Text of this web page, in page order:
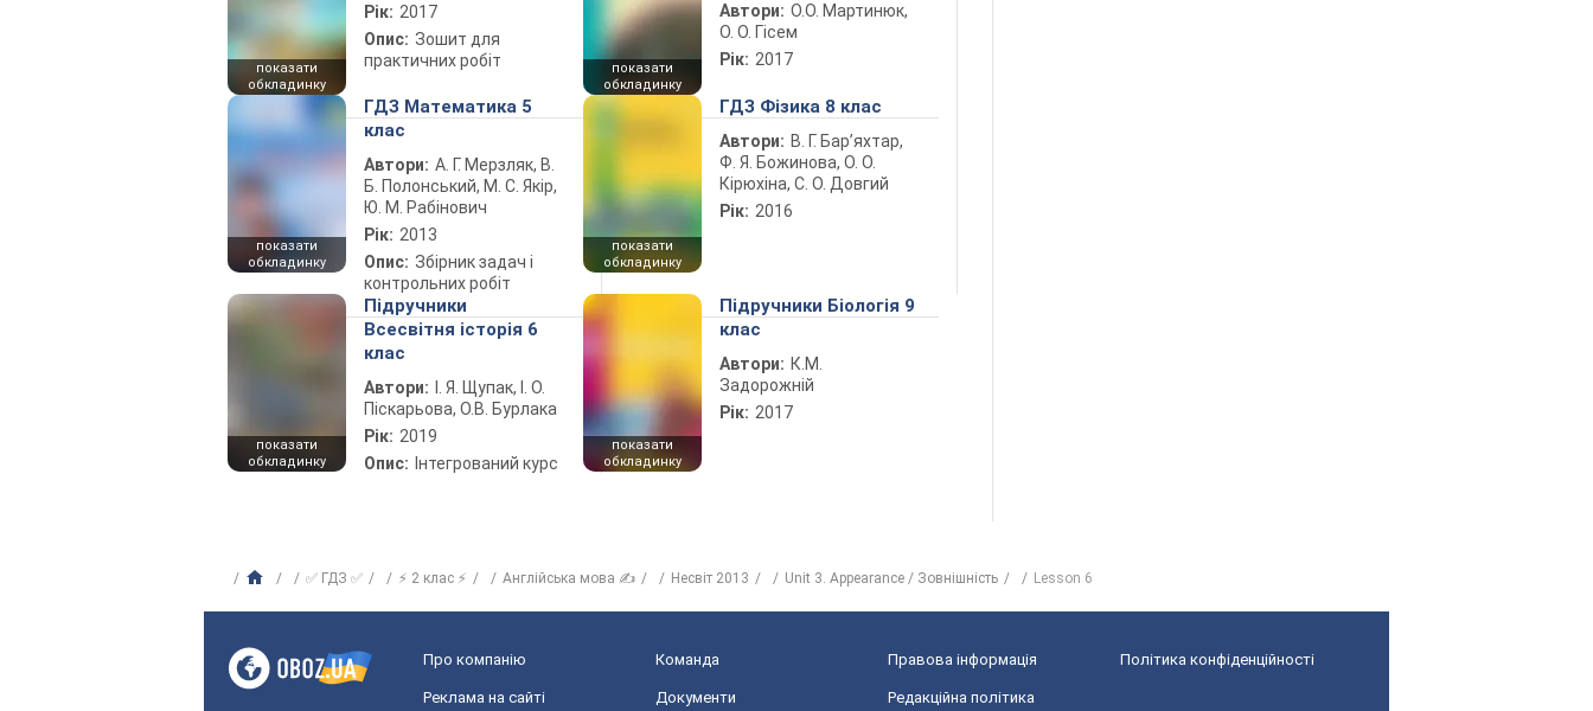
показати
обкладинку
Рік: 2017
Опис: Зошит для
практичних робіт
показати
обкладинку
Автори: О.О. Мартинюк,
О. О. Гісем
Рік: 2017
показати
обкладинку
ГДЗ Математика 5
клас
Автори: А. Г. Мерзляк, В.
Б. Полонський, М. С. Якір,
Ю. М. Рабінович
Рік: 2013
Опис: Збірник задач і
контрольних робіт
показати
обкладинку
ГДЗ Фізика 8 клас
Автори: В. Г. Бар’яхтар,
Ф. Я. Божинова, О. О.
Кірюхіна, С. О. Довгий
Рік: 2016
показати
обкладинку
Підручники
Всесвітня історія 6
клас
Автори:
І. Я. Щупак, І. О.
Піскарьова, О.В. Бурлака
Рік: 2019
Опис: Інтегрований курс
показати
обкладинку
Підручники Біологія 9
клас
Автори: К.М.
Задорожній
Рік: 2017
✅ ГДЗ ✅ ⚡ 2 клас ⚡ Англійська мова ✍ Несвіт 2013 Unit 3. Appearance / Зовнішність Lesson 6
Про компанію Команда Правова інформація Політика конфіденційності
Реклама на сайті Документи Редакційна політика